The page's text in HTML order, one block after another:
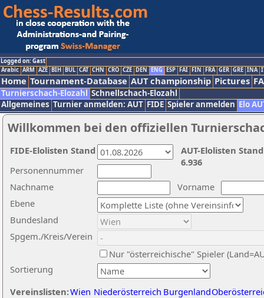
Logged on: Gast
Arabic ARM AZE BIH BUL CAT CHN CRO CZE DEN ENG ESP FAI FIN FRA GER GRE INA
Home Tournament-Database AUT championship Pictures
Turnierschach-Elozahl Schnellschach-Elozahl
Allgemeines Turnier anmelden: AUT FIDE Spieler anmelden Elo
Willkommen bei den offiziellen
Nachname
Vorname
Ebene
Sortierung
Personennummer
Bundesland
Spgem./Kreis/Verein
Nur "österreichische" Spieler
Vereinslisten:Wien Niederösterreich Burgenland
AUT-Elolisten
6.936
FIDE-Elolisten Stand